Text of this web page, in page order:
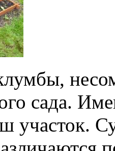
сада.
участок.